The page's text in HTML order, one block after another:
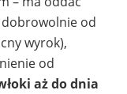
dobrowolnie od
wyrok),
od
aż do dnia